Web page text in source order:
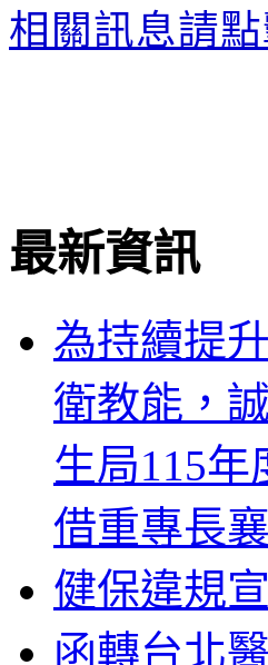
相關訊息請
最新資訊
為持續提
衛教能，
生局115
借重專長
健保違規
函轉台北